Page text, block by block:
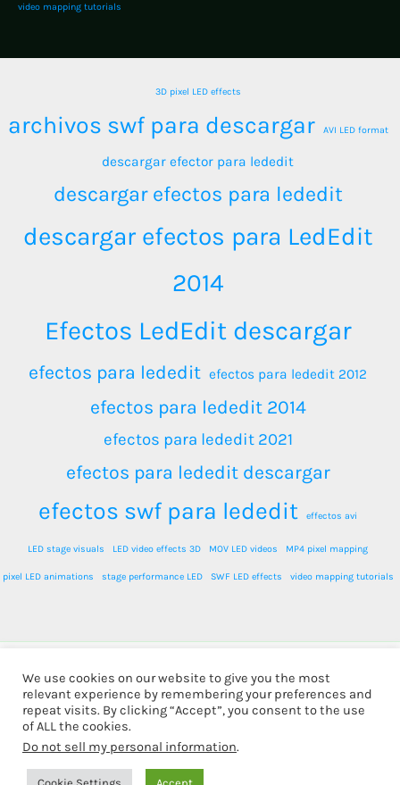
video mapping tutorials
3D pixel LED effects
archivos swf para descargar AVI LED format
descargar efector para lededit
descargar efectos para lededit
descargar efectos para LedEdit
2014
Efectos LedEdit descargar
efectos para lededit efectos para lededit 2012
efectos para lededit 2014
efectos para lededit 2021
efectos para lededit descargar
efectos swf para lededit effectos avi
LED stage visuals LED video effects 3D MOV LED videos MP4 pixel mapping
pixel LED animations stage performance LED SWF LED effects video mapping tutorials
Todos los derechos © 2026 LEDPixel.net - VJ Effects and
LED Content | Funciona gracias a
WordPress
We use cookies on our website to give you the most
relevant experience by remembering your preferences and
repeat visits. By clicking “Accept”, you consent to the use
of ALL the cookies.
Do not sell my personal information.